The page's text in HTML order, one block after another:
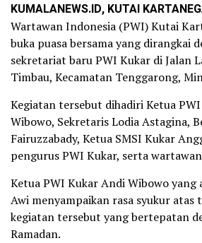
KUMALANEWS.ID, KUTAI
Wartawan Indonesia (PWI) Kutai
buka puasa bersama yang dirangkai
sekretariat baru PWI Kukar di Jalan
Timbau, Kecamatan Tenggarong,
Kegiatan tersebut dihadiri Ketua
Wibowo, Sekretaris Lodia Astagina,
Fairuzzabady, Ketua SMSI Kukar
pengurus PWI Kukar, serta
Ketua PWI Kukar Andi Wibowo yang
Awi menyampaikan rasa syukur atas
kegiatan tersebut yang bertepatan
Ramadan.